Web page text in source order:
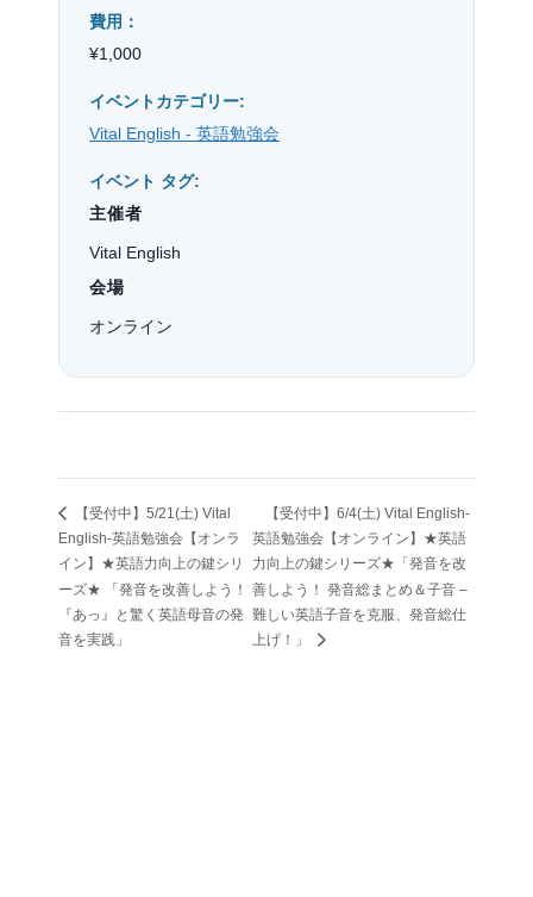
費用：
¥1,000
イベントカテゴリー:
Vital English - 英語勉強会
イベント タグ:
会場
オンライン
主催者
Vital English
【受付中】5/21(土) Vital
English-英語勉強会【オンラ
イン】★英語力向上の鍵シリ
ーズ★ 「発音を改善しよう！
『あっ』と驚く英語母音の発
音を実践」
【受付中】6/4(土) Vital English-
英語勉強会【オンライン】★英語
力向上の鍵シリーズ★「発音を改
善しよう！ 発音総まとめ＆子音 –
難しい英語子音を克服、発音総仕
上げ！」